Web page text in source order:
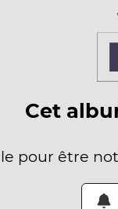
Cet
pour être